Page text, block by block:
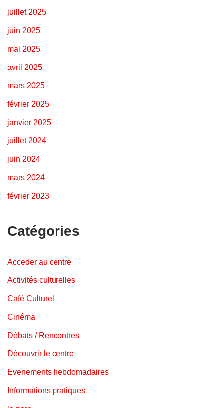
juillet 2025
juin 2025
mai 2025
avril 2025
mars 2025
février 2025
janvier 2025
juillet 2024
juin 2024
mars 2024
février 2023
Catégories
Acceder au centre
Activités culturelles
Café Culturel
Cinéma
Débats / Rencontres
Découvrir le centre
Evenements hebdomadaires
Informations pratiques